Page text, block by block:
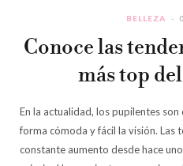
BELLEZA
Conoce las
más top
En la actualidad, los pupilentes
forma cómoda y fácil la visión. Las
constante aumento desde hace